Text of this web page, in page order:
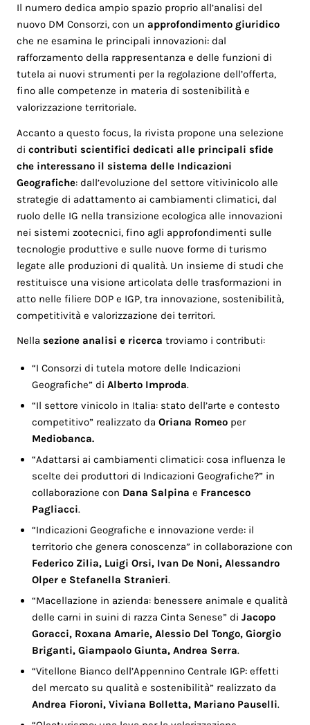
Il numero dedica ampio spazio proprio all’analisi del
nuovo DM Consorzi, con unapprofondimento giuridico
che ne esamina le principali innovazioni: dal
rafforzamento della rappresentanza e delle funzioni di
tutela ai nuovi strumenti per la regolazione dell’offerta,
fino alle competenze in materia di sostenibilità e
valorizzazione territoriale.
Accanto a questo focus, la rivista propone una selezione
dicontributi scientifici dedicati alle principali sfide
che interessano il sistema delle Indicazioni
Geografiche: dall’evoluzione del settore vitivinicolo alle
strategie di adattamento ai cambiamenti climatici, dal
ruolo delle IG nella transizione ecologica alle innovazioni
nei sistemi zootecnici, fino agli approfondimenti sulle
tecnologie produttive e sulle nuove forme di turismo
legate alle produzioni di qualità. Un insieme di studi che
restituisce una visione articolata delle trasformazioni in
atto nelle filiere DOP e IGP, tra innovazione, sostenibilità,
competitività e valorizzazione dei territori.
Nellasezione analisi e ricerca troviamo i contributi:
“I Consorzi di tutela motore delle Indicazioni
Geografiche” diAlberto Improda.
“Il settore vinicolo in Italia: stato dell’arte e contesto
competitivo” realizzato daOriana Romeo per
Mediobanca.
“Adattarsi ai cambiamenti climatici: cosa influenza le
scelte dei produttori di Indicazioni Geografiche?” in
collaborazione con Dana Salpina e Francesco
Pagliacci.
“Indicazioni Geografiche e innovazione verde: il
territorio che genera conoscenza” in collaborazione con
Federico Zilia, Luigi Orsi, Ivan De Noni, Alessandro
Olper e Stefanella Stranieri.
“Macellazione in azienda: benessere animale e qualità
delle carni in suini di razza Cinta Senese” diJacopo
Goracci, Roxana Amarie, Alessio Del Tongo, Giorgio
Briganti, Giampaolo Giunta, Andrea Serra.
“Vitellone Bianco dell’Appennino Centrale IGP: effetti
del mercato su qualità e sostenibilità” realizzato da
Andrea Fioroni, Viviana Bolletta, Mariano Pauselli.